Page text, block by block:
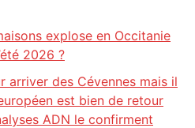
explose en Occitanie
2026 ?
arriver des Cévennes mais il
est bien de retour
ADN le confirment